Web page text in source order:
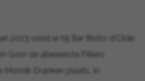
2023 vond er bij Bar Bistro d'Olde
Goor de allereerste Filliers
Monnik Dranken plaats. In